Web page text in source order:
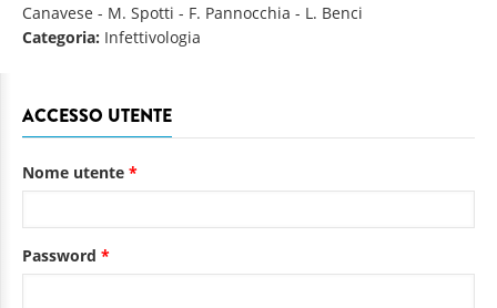
Canavese - M. Spotti - F. Pannocchia - L. Benci
Categoria: Infettivologia
ACCESSO UTENTE
Nome utente *
Password *